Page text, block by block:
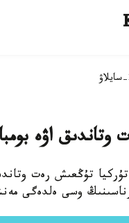
وتاندىق اۋە